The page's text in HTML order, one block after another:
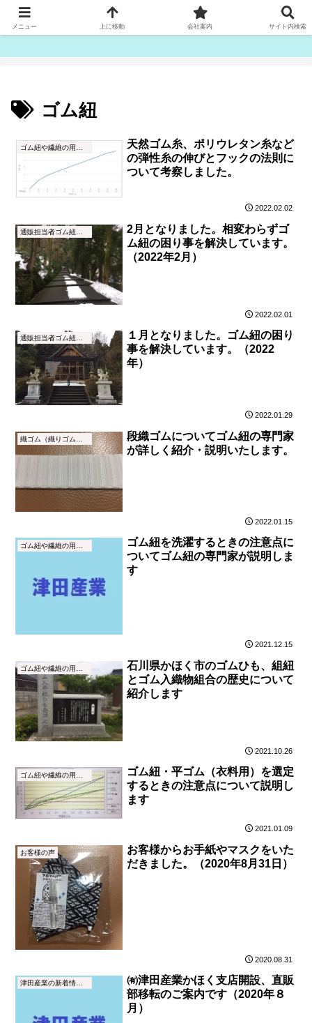
ゴム紐・平ゴム製造販売は津田産業直販部です
ゴム紐
天然ゴム糸、ポリウレタン糸など
の弾性糸の伸びとフックの法則に
ついて考察しました。
2022.02.02
2月となりました。相変わらずゴ
ム紐の困り事を解決しています。
（2022年2月）
2022.02.01
通販担当者ゴム紐ブログ
１月となりました。ゴム紐の困り
事を解決しています。（2022
年）
2022.01.29
織ゴム（織りゴム）とは
段織ゴムについてゴム紐の専門家
が詳しく紹介・説明いたします。
2022.01.15
ゴム紐を洗濯するときの注意点に
ついてゴム紐の専門家が説明しま
す
2021.12.15
石川県かほく市のゴムひも、組紐
とゴム入織物組合の歴史について
紹介します
2021.10.26
ゴム紐・平ゴム（衣料用）を選定
するときの注意点について説明し
ます
2021.01.09
お客様の声
お客様からお手紙やマスクをいた
だきました。（2020年8月31日）
2020.08.31
津田産業の新着情報（NEWS）
㈲津田産業かほく支店開設、直販
部移転のご案内です（2020年８
月）
メニュー 上に移動 会社案内 サイト内検索